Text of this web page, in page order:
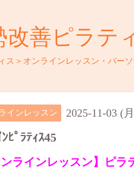
改善ピラテ
ス＞オンラインレッスン・パー
インレッスン 2025-11-03 (
ﾋﾟﾗﾃｨｽ45
ンラインレッスン】ピラ